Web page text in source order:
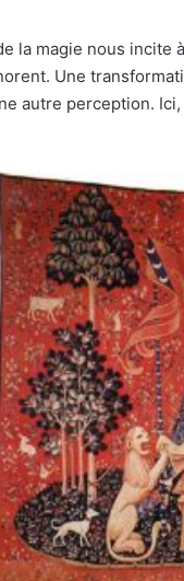
la magie nous
Une
autre perception. Ici,